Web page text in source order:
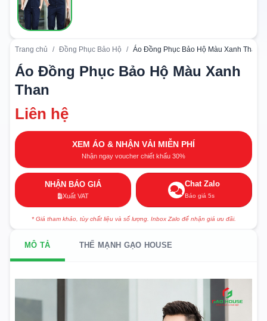
Trang chủ / Đồng Phục Bảo Hộ / Áo Đồng Phục Bảo Hộ Màu Xanh Than
Áo Đồng Phục Bảo Hộ Màu Xanh
Than
Liên hệ
XEM ÁO & NHẬN VẢI MIỄN PHÍ
Nhận ngay voucher chiết khấu 30%
NHẬN BÁO GIÁ
Xuất VAT
Chat Zalo
Báo giá 5s
* Giá tham khảo, tùy chất liệu và số lượng. Inbox Zalo để nhận giá ưu đãi.
MÔ TẢ THẾ MẠNH GẠO HOUSE